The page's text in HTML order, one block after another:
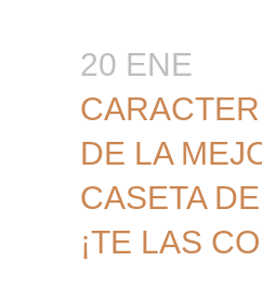
20 ENE
DE LA
CASETA
¡TE LAS